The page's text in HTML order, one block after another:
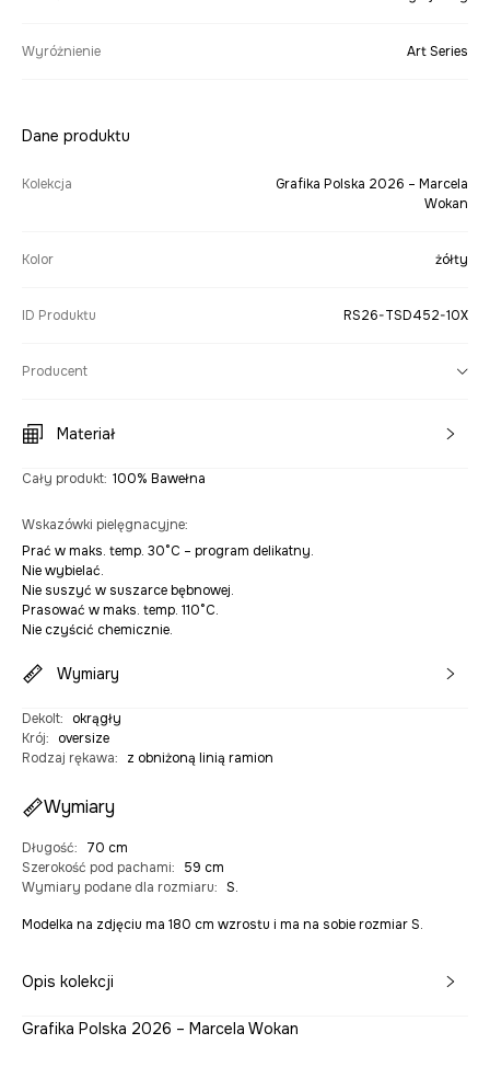
Wyróżnienie Art Series
Dane produktu
Kolekcja
Grafika Polska 2026 – Marcela
Wokan
Kolor żółty
ID Produktu RS26-TSD452-10X
Producent
Materiał
Cały produkt: 100% Bawełna
Wskazówki pielęgnacyjne:
Prać w maks. temp. 30°C – program delikatny.
Nie wybielać.
Nie suszyć w suszarce bębnowej.
Prasować w maks. temp. 110°C.
Nie czyścić chemicznie.
Wymiary
Dekolt:
okrągły
Krój:
oversize
Rodzaj rękawa: z obniżoną linią ramion
Wymiary
Długość:
70 cm
Szerokość pod pachami:
59 cm
Wymiary podane dla rozmiaru: S.
Modelka na zdjęciu ma 180 cm wzrostu i ma na sobie rozmiar S.
Opis kolekcji
Grafika Polska 2026 – Marcela Wokan